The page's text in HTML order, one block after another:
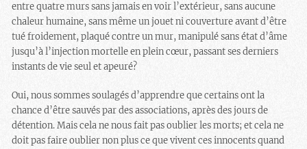
entre quatre murs sans jamais en voir l’extérieur, sans aucune
chaleur humaine, sans même un jouet ni couverture avant d’être
tué froidement, plaqué contre un mur, manipulé sans état d’âme
jusqu’à l’injection mortelle en plein cœur, passant ses derniers
instants de vie seul et apeuré?
Oui, nous sommes soulagés d’apprendre que certains ont la
chance d’être sauvés par des associations, après des jours de
détention. Mais cela ne nous fait pas oublier les morts; et cela ne
doit pas faire oublier non plus ce que vivent ces innocents quand